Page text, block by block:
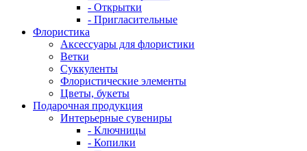
- Открытки
- Пригласительные
Флористика
Аксессуары для флористики
Ветки
Суккуленты
Флористические элементы
Цветы, букеты
Подарочная продукция
Интерьерные сувениры
- Ключницы
- Копилки